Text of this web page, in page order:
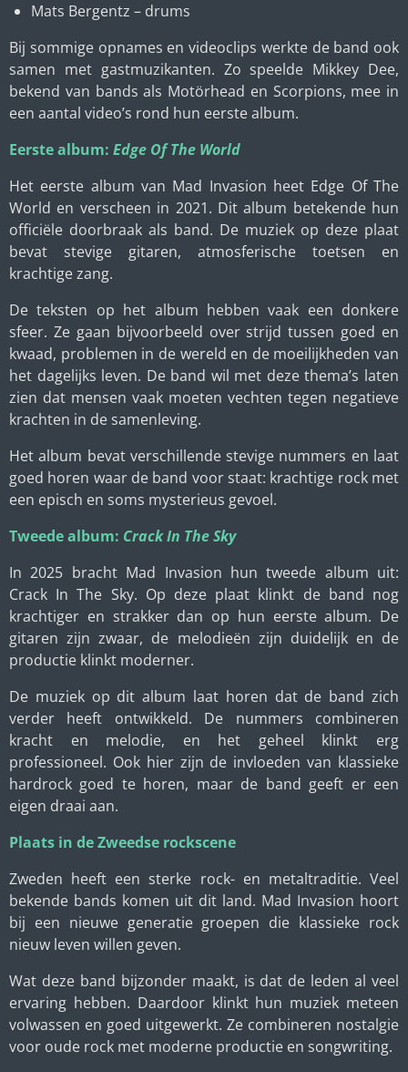
Mats Bergentz – drums
Bij sommige opnames en videoclips werkte de band ook
samen met gastmuzikanten. Zo speelde Mikkey Dee,
bekend van bands als Motörhead en Scorpions, mee in
een aantal video’s rond hun eerste album.
Eerste album: Edge Of The World
Het eerste album van Mad Invasion heet Edge Of The
World en verscheen in 2021. Dit album betekende hun
officiële doorbraak als band. De muziek op deze plaat
bevat stevige gitaren, atmosferische toetsen en
krachtige zang.
De teksten op het album hebben vaak een donkere
sfeer. Ze gaan bijvoorbeeld over strijd tussen goed en
kwaad, problemen in de wereld en de moeilijkheden van
het dagelijks leven. De band wil met deze thema’s laten
zien dat mensen vaak moeten vechten tegen negatieve
krachten in de samenleving.
Het album bevat verschillende stevige nummers en laat
goed horen waar de band voor staat: krachtige rock met
een episch en soms mysterieus gevoel.
Tweede album: Crack In The Sky
In 2025 bracht Mad Invasion hun tweede album uit:
Crack In The Sky. Op deze plaat klinkt de band nog
krachtiger en strakker dan op hun eerste album. De
gitaren zijn zwaar, de melodieën zijn duidelijk en de
productie klinkt moderner.
De muziek op dit album laat horen dat de band zich
verder heeft ontwikkeld. De nummers combineren
kracht en melodie, en het geheel klinkt erg
professioneel. Ook hier zijn de invloeden van klassieke
hardrock goed te horen, maar de band geeft er een
eigen draai aan.
Plaats in de Zweedse rockscene
Zweden heeft een sterke rock- en metaltraditie. Veel
bekende bands komen uit dit land. Mad Invasion hoort
bij een nieuwe generatie groepen die klassieke rock
nieuw leven willen geven.
Wat deze band bijzonder maakt, is dat de leden al veel
ervaring hebben. Daardoor klinkt hun muziek meteen
volwassen en goed uitgewerkt. Ze combineren nostalgie
voor oude rock met moderne productie en songwriting.